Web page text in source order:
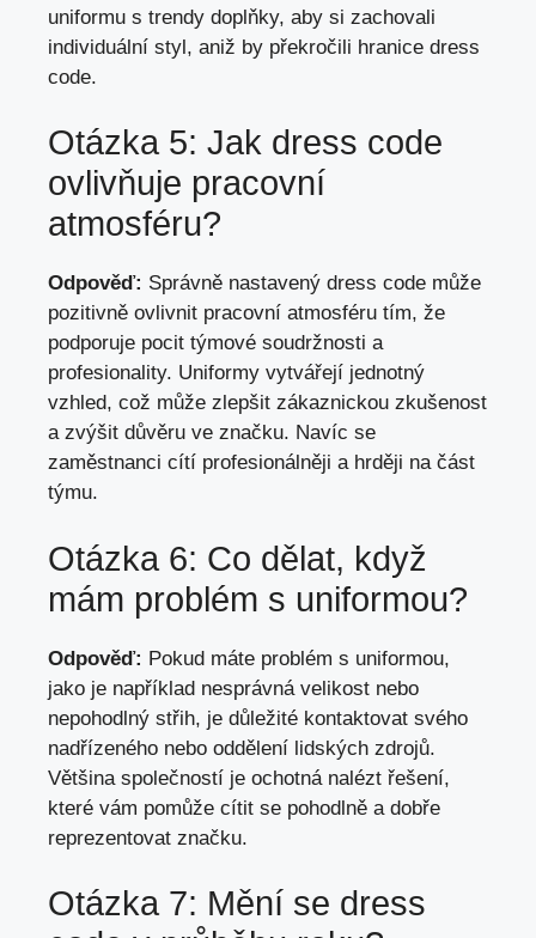
uniformu s trendy doplňky, aby si zachovali
individuální styl, aniž by překročili hranice dress
code.
Otázka 5: Jak dress code
ovlivňuje pracovní
atmosféru?
Odpověď: Správně nastavený dress code může
pozitivně ovlivnit pracovní atmosféru tím, že
podporuje pocit týmové soudržnosti a
profesionality. Uniformy vytvářejí jednotný
vzhled, což může zlepšit zákaznickou zkušenost
a zvýšit důvěru ve značku. Navíc se
zaměstnanci cítí profesionálněji a hrději na část
týmu.
Otázka 6: Co dělat, když
mám problém s uniformou?
Odpověď: Pokud máte problém s uniformou,
jako je například nesprávná velikost nebo
nepohodlný střih, je důležité kontaktovat svého
nadřízeného nebo oddělení lidských zdrojů.
Většina společností je ochotná nalézt řešení,
které vám pomůže cítit se pohodlně a dobře
reprezentovat značku.
Otázka 7: Mění se dress